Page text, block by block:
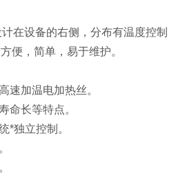
在设备的右侧，分布有温度控制
便，简单，易于维护。
速加温电加热丝。
命长等特点。
*独立控制。